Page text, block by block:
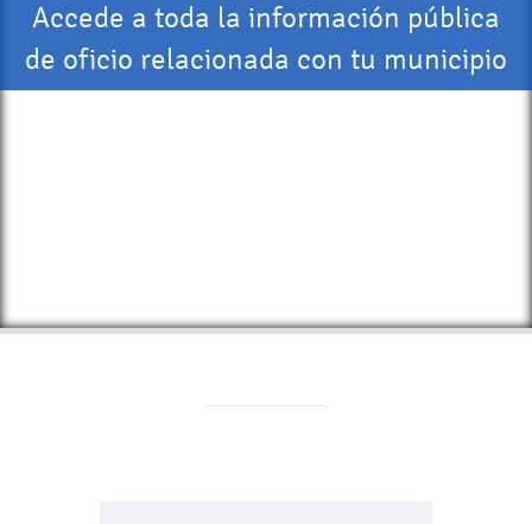
Accede a toda la información pública
de oficio relacionada con tu municipio